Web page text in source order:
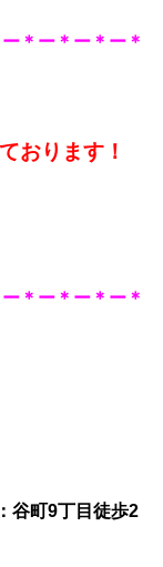
＊ー＊ー＊ー＊
おります！
＊ー＊ー＊ー＊
谷町9丁目徒歩2